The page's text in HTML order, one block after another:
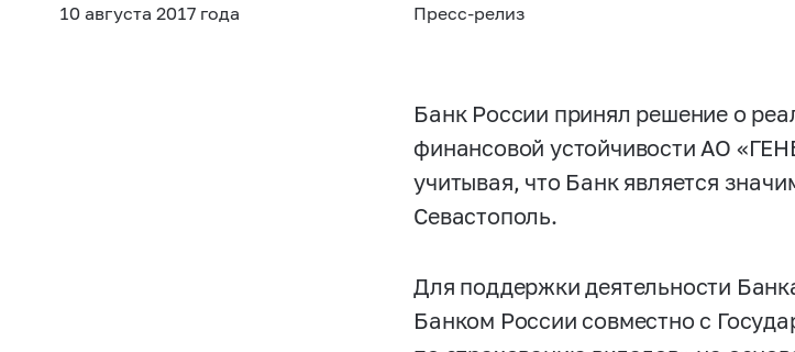
10 августа 2017 года Пресс-релиз
Банк России принял решение о
финансовой устойчивости АО
учитывая, что Банк является
Севастополь.
Для поддержки деятельности
Банком России совместно с